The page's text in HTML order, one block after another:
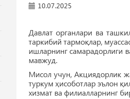
10.07.2025
Давлат органлари ва
таркибий тармоқлар,
ишларнинг самарадорлиги
мавжуд.
Мисол учун, Акциядорлик
туркум ҳисоботлар эълон
хизмат ва филиалларнинг